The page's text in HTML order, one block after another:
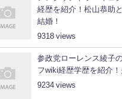
経歴を紹介！松山恭助
結婚！
9318
参政党ローレンス綾子
フwiki経歴学歴を紹介
9234